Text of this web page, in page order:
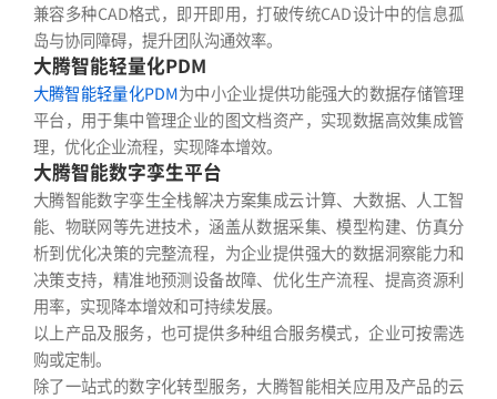
兼容多种CAD格式，即开即用，打破传统CAD设计中的信息孤
岛与协同障碍，提升团队沟通效率。
大腾智能轻量化PDM
大腾智能轻量化PDM为中小企业提供功能强大的数据存储管理
平台，用于集中管理企业的图文档资产，实现数据高效集成管
理，优化企业流程，实现降本增效。
大腾智能数字孪生平台
大腾智能数字孪生全栈解决方案集成云计算、大数据、人工智
能、物联网等先进技术，涵盖从数据采集、模型构建、仿真分
析到优化决策的完整流程，为企业提供强大的数据洞察能力和
决策支持，精准地预测设备故障、优化生产流程、提高资源利
用率，实现降本增效和可持续发展。
以上产品及服务，也可提供多种组合服务模式，企业可按需选
购或定制。
除了一站式的数字化转型服务，大腾智能相关应用及产品的云